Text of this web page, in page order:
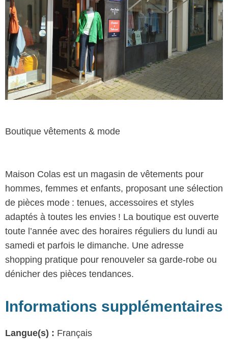
Boutique vêtements & mode
Maison Colas est un magasin de vêtements pour
hommes, femmes et enfants, proposant une sélection
de pièces mode : tenues, accessoires et styles
adaptés à toutes les envies ! La boutique est ouverte
toute l’année avec des horaires réguliers du lundi au
samedi et parfois le dimanche. Une adresse
shopping pratique pour renouveler sa garde‑robe ou
dénicher des pièces tendances.
Informations supplémentaires
Langue(s) : Français